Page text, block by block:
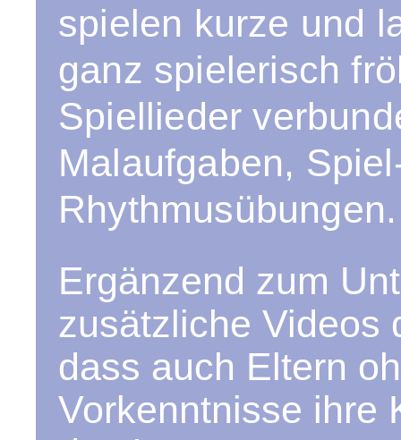
spielen kurze und
ganz spielerisch
Spiellieder
Malaufgaben,
Rhythmusübungen.
Ergänzend zum
zusätzliche Videos
dass auch Eltern
Vorkenntnisse ihre